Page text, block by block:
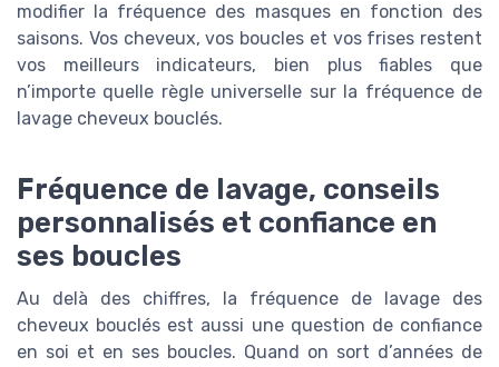
modifier la fréquence des masques en fonction des
saisons. Vos cheveux, vos boucles et vos frises restent
vos meilleurs indicateurs, bien plus fiables que
n’importe quelle règle universelle sur la fréquence de
lavage cheveux bouclés.
Fréquence de lavage, conseils
personnalisés et confiance en
ses boucles
Au delà des chiffres, la fréquence de lavage des
cheveux bouclés est aussi une question de confiance
en soi et en ses boucles. Quand on sort d’années de